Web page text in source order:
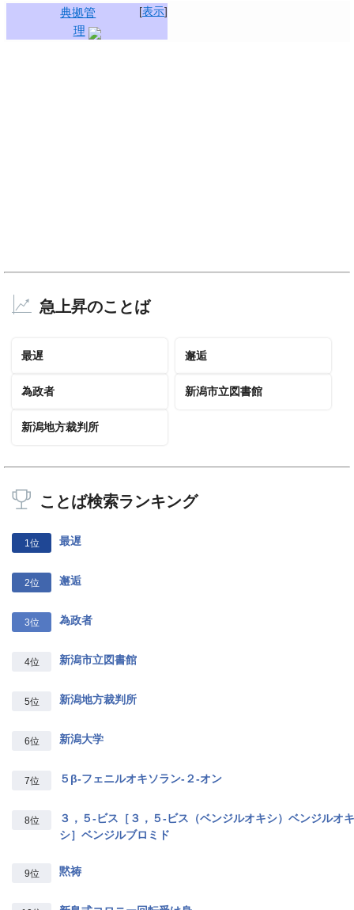
[表示]
典拠管
理
急上昇のことば
最遅 邂逅
為政者 新潟市立図書館
新潟地方裁判所
ことば検索ランキング
1位 最遅
2位 邂逅
3位 為政者
4位 新潟市立図書館
5位 新潟地方裁判所
6位 新潟大学
7位 ５β‐フェニルオキソラン‐２‐オン
8位
３，５‐ビス［３，５‐ビス（ベンジルオキシ）ベンジルオキ
シ］ベンジルブロミド
9位 黙祷